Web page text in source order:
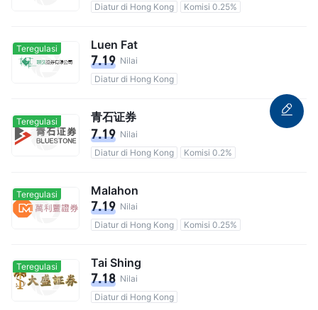
Diatur di Hong Kong
Komisi 0.25%
Teregulasi Luen Fat
7.19 Nilai
Diatur di Hong Kong
Teregulasi 青石证券
7.19 Nilai
Diatur di Hong Kong
Komisi 0.2%
Teregulasi Malahon
7.19 Nilai
Diatur di Hong Kong
Komisi 0.25%
Teregulasi Tai Shing
7.18 Nilai
Diatur di Hong Kong